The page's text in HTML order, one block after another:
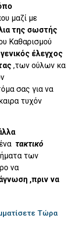
μαζί με
της σωστής
Καθαρισμού
γενικός έλεγχος
,των ούλων κα
σας για να
τυχόν
τακτικό
των
να
,πριν να
Τώρα